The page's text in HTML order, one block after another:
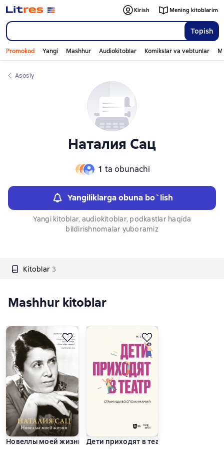
Topish
Kirish Mening kitoblarim
Promokod Yangi Mashhur Audiokitoblar Komikslar va vebtunlar
Asosiy
Наталия Сац
1 ta obunachi
Yangiliklarga obuna bo`lish
Yangi kitoblar, audiokitoblar, podkastlar haqida
bildirishnomalar yuboramiz
Kitoblar 3
Слайдер с книгами
Mashhur kitoblar
Новеллы моей жизни
Дети приходят в театр. Страницы
Слайдер с книгами